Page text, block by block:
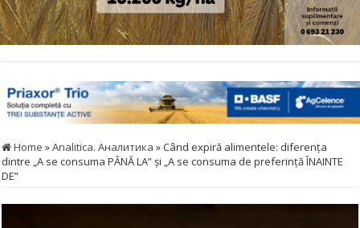
Home »Analitica. Аналитика »Când expiră alimentele: diferenţa
dintre „A se consuma PÂNĂ LA” şi „A se consuma de preferinţă ÎNAINTE
DE”